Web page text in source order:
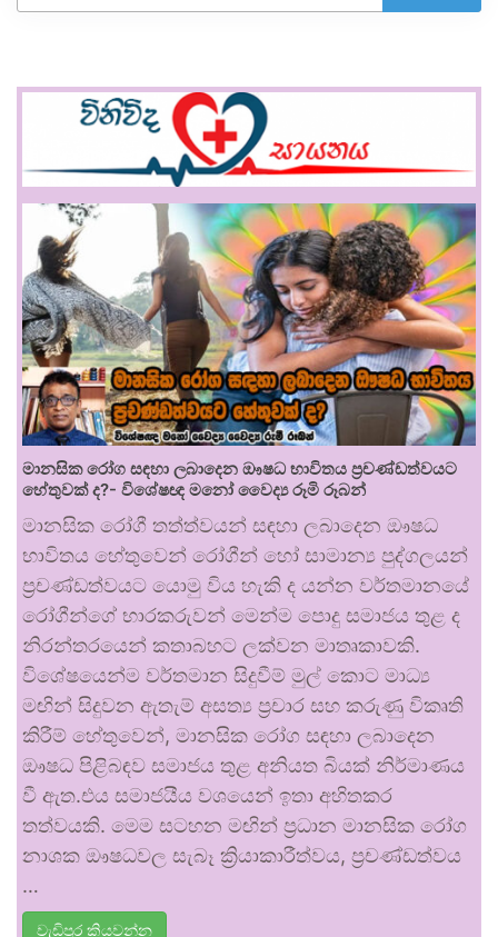
මානසික රෝග සඳහා ලබාදෙන ඖෂධ භාවිතය ප්‍රචණ්ඩත්වයට
හේතුවක් ද?- විශේෂඥ මනෝ වෛද්‍ය රූමි රූබන්
මානසික රෝගී තත්ත්වයන් සඳහා ලබාදෙන ඖෂධ
භාවිතය හේතුවෙන් රෝගීන් හෝ සාමාන්‍ය පුද්ගලයන්
ප්‍රචණ්ඩත්වයට යොමු විය හැකි ද යන්න වර්තමානයේ
රෝගීන්ගේ භාරකරුවන් මෙන්ම පොදු සමාජය තුළ ද
නිරන්තරයෙන් කතාබහට ලක්වන මාතෘකාවකි.
විශේෂයෙන්ම වර්තමාන සිදුවීම් මුල් කොට මාධ්‍ය
මඟින් සිදුවන ඇතැම් අසත්‍ය ප්‍රචාර සහ කරුණු විකෘති
කිරීම් හේතුවෙන්, මානසික රෝග සඳහා ලබාදෙන
ඖෂධ පිළිබඳව සමාජය තුළ අනියත බියක් නිර්මාණය
වී ඇත.එය සමාජයීය වශයෙන් ඉතා අහිතකර
තත්වයකි. මෙම සටහන මඟින් ප්‍රධාන මානසික රෝග
නාශක ඖෂධවල සැබෑ ක්‍රියාකාරීත්වය, ප්‍රචණ්ඩත්වය
…
වැඩිපුර කියවන්න